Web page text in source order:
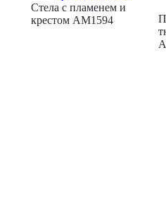
Стела с пламенем и
крестом AM1594